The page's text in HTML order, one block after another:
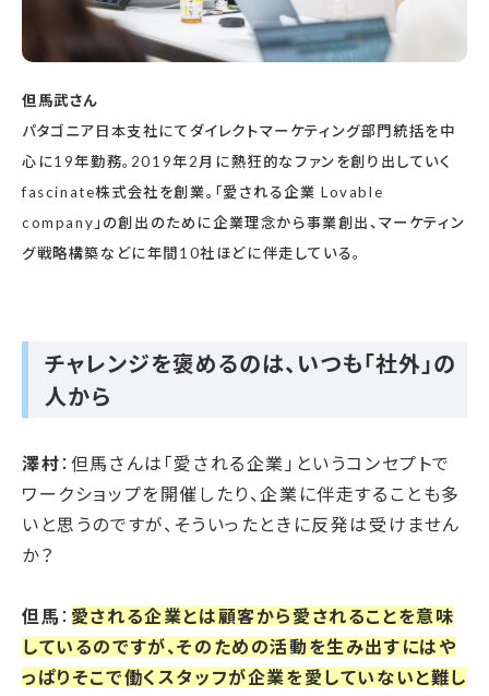
但馬武さん
パタゴニア日本支社にてダイレクトマーケティング部門統括を中
心に19年勤務。2019年2月に熱狂的なファンを創り出していく
fascinate株式会社を創業。「愛される企業 Lovable
company」の創出のために企業理念から事業創出、マーケティン
グ戦略構築などに年間10社ほどに伴走している。
チャレンジを褒めるのは、いつも「社外」の
人から
澤村：但馬さんは「愛される企業」というコンセプトで
ワークショップを開催したり、企業に伴走することも多
いと思うのですが、そういったときに反発は受けません
か？
但馬： 愛される企業とは顧客から愛されることを意味
しているのですが、そのための活動を生み出すにはや
っぱりそこで働くスタッフが企業を愛していないと難し